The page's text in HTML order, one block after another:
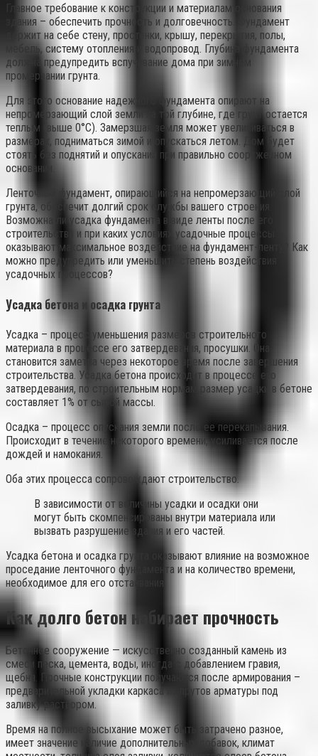
Главное требование к конструкции и материалам основания
здания – обеспечить прочность и долговечность. Фундамент
держит на себе стену, простенки, крышу, перекрытия, полы,
мебель, систему отопления и водопровод. Глубина фундамента
должна предупредить вспучивание дома при зимнем
промерзании грунта.
Для этого основание надежного фундамента опирают на
непромерзающий слой земли на той глубине, где грунт остается
теплым (выше 0°C). Замерзшая земля может увеличиваться в
размерах, подниматься зимой и опускаться летом. Дом будет
стоять без поднятий и опусканий при правильно сооруженном
основании.
Ленточный фундамент, опирающийся на непромерзающий слой
грунта, обеспечит долгий срок службы вашего строения.
Возможна ли усадка фундамента в виде ленты после его
строительства и при каких условиях усадочные процессы
оказывают максимальное воздействие на фундамент-ленту? Как
можно предупредить или уменьшить степень воздействия
усадочных процессов?
Усадка бетона и осадка грунта
Усадка – процесс уменьшения размеров строительного
материала в процессе его затвердевания, просушки. Она
становится заметна через некоторое время после завершения
строительства. Усадка бетона происходит в процессе его
затвердевания, по строительным нормам размер усадки в бетоне
составляет 1% от сырой массы.
Осадка – процесс опускания земли после ее перекапывания.
Происходит в течение некоторого времени, усиливается после
дождей и намокания.
Оба этих процесса сопровождают строительство.
В зависимости от величины усадки и осадки они
могут быть скомпенсированы внутри материала или
вызвать разрушение здания и его частей.
Усадка бетона и осадка грунта оказывают влияние на возможное
проседание ленточного фундамента и на количество времени,
необходимое для его отстаивания.
Как долго бетон набирает прочность
Бетонное сооружение — искусственно созданный камень из
смеси песка, цемента, воды, иногда с добавлением гравия,
щебня. Прочные конструкции получаются после армирования –
предварительной укладки каркаса из прутов арматуры под
заливку раствором.
Время на полное высыхание может быть затрачено разное,
имеет значение наличие дополнительных добавок, климат